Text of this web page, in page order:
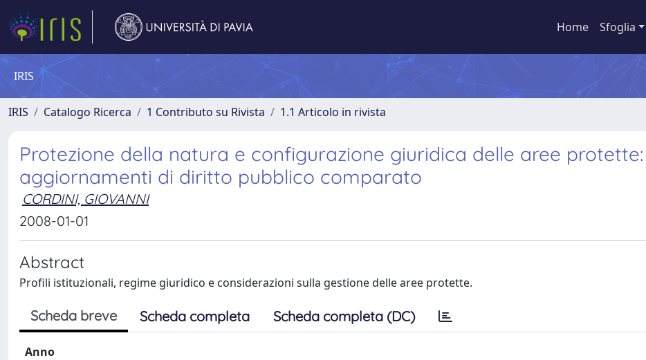
Home Sfoglia
IRIS
IRIS Catalogo Ricerca 1 Contributo su Rivista 1.1 Articolo in rivista
Protezione della natura e configurazione giuridica delle aree protette:
aggiornamenti di diritto pubblico comparato
CORDINI, GIOVANNI
2008-01-01
Abstract
Profili istituzionali, regime giuridico e considerazioni sulla gestione delle aree protette.
Scheda breve Scheda completa Scheda completa (DC)
Anno